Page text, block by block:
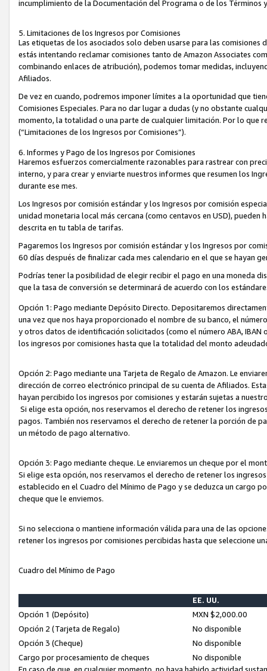
incumplimiento de la Documentación del Programa o de los Términos
5. Limitaciones de los Ingresos por Comisiones
Las etiquetas de los asociados solo deben usarse para las
estás intentando reclamar comisiones tanto de Amazon Associates
combinando enlaces de atribución), podemos tomar medidas,
Afiliados.
De vez en cuando, podremos imponer límites a la oportunidad que
Comisiones Especiales. Para no dar lugar a dudas (y no obstante
momento, la totalidad o una parte de cualquier limitación. Por lo que
(“Limitaciones de los Ingresos por Comisiones”).
6. Informes y Pago de los Ingresos por Comisiones
Haremos esfuerzos comercialmente razonables para rastrear con
interno, y para crear y enviarte nuestros informes que resumen los
durante ese mes.
Los Ingresos por comisión estándar y los Ingresos por comisión
unidad monetaria local más cercana (como centavos en USD),
descrita en tu tabla de tarifas.
Pagaremos los Ingresos por comisión estándar y los Ingresos por
60 días después de finalizar cada mes calendario en el que se hayan
Podrías tener la posibilidad de elegir recibir el pago en una moneda
que la tasa de conversión se determinará de acuerdo con los
Opción 1: Pago mediante Depósito Directo. Depositaremos
una vez que nos haya proporcionado el nombre de su banco, el
y otros datos de identificación solicitados (como el número ABA,
los ingresos por comisiones hasta que la totalidad del monto
Opción 2: Pago mediante una Tarjeta de Regalo de Amazon. Le
dirección de correo electrónico principal de su cuenta de Afiliados.
hayan percibido los ingresos por comisiones y estarán sujetas a
Si elige esta opción, nos reservamos el derecho de retener los
pagos. También nos reservamos el derecho de retener la porción de
un método de pago alternativo.
Opción 3: Pago mediante cheque. Le enviaremos un cheque por el
Si elige esta opción, nos reservamos el derecho de retener los
establecido en el Cuadro del Mínimo de Pago y se deduzca un cargo
cheque que le enviemos.
Si no selecciona o mantiene información válida para una de las
retener los ingresos por comisiones percibidas hasta que seleccione
Cuadro del Mínimo de Pago
EE. UU.
Opción 1 (Depósito)
MXN $2,000.00
Opción 2 (Tarjeta de Regalo)
No disponible
Opción 3 (Cheque)
No disponible
Cargo por procesamiento de cheques
No disponible
En caso de que, en cualquier momento, no haya habido actividad